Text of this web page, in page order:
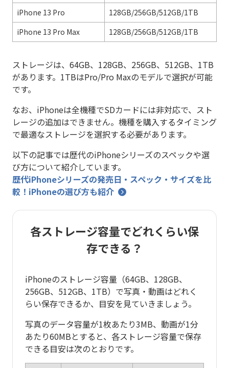
iPhone 13 Pro
128GB/256GB/512GB/1TB
iPhone 13 Pro Max
128GB/256GB/512GB/1TB
ストレージは、64GB、128GB、256GB、512GB、1TB
があります。1TBはPro/Pro Maxのモデルで選択が可能
です。
なお、iPhoneは全機種でSDカードには非対応で、スト
レージの追加はできません。機種を購入するタイミング
で最適なストレージを選択する必要があります。
以下の記事では歴代のiPhoneシリーズのスペックや選
び方について紹介しています。
歴代iPhoneシリーズの発売日・スペック・サイズを比
較！iPhoneの選び方も紹介
各ストレージ容量でどれくらい保
存できる？
iPhoneのストレージ容量（64GB、128GB、
256GB、512GB、1TB）で写真・動画はどれく
らい保存できるか、目安を見ていきましょう。
写真のデータ容量が1枚あたり3MB、動画が1分
あたり60MBとすると、各ストレージ容量で保存
できる目安は次のとおりです。